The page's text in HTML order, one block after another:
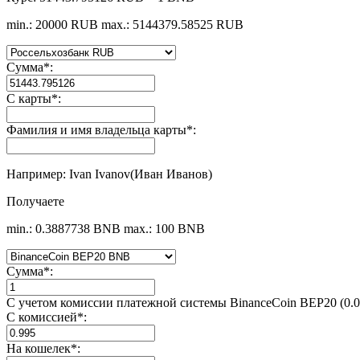
min.: 20000 RUB max.: 5144379.58525 RUB
Сумма*:
С карты*:
Фамилия и имя владельца карты*:
Например: Ivan Ivanov(Иван Иванов)
Получаете
min.: 0.3887738 BNB max.: 100 BNB
Сумма*:
С учетом комиссии платежной системы BinanceCoin BEP20
С комиссией*:
На кошелек*: